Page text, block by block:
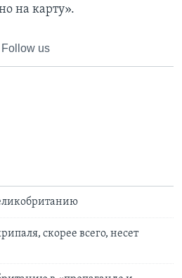
на карту».
Follow us
скорее всего, несет